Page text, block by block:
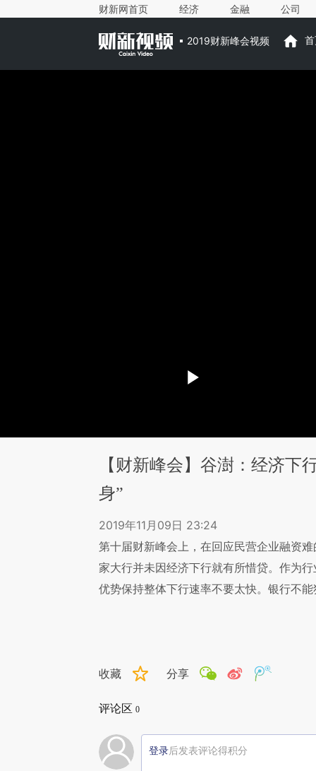
财新网首页 经济 金融 公司
2019财新峰会视频
【财新峰会】谷澍：经济下
身”
2019年11月09日 23:24
第十届财新峰会上，在回应民营企业融资
家大行并未因经济下行就有所惜贷。作为
优势保持整体下行速率不要太快。银行不能
收藏 分享
评论区 0
登录后发表评论得积分